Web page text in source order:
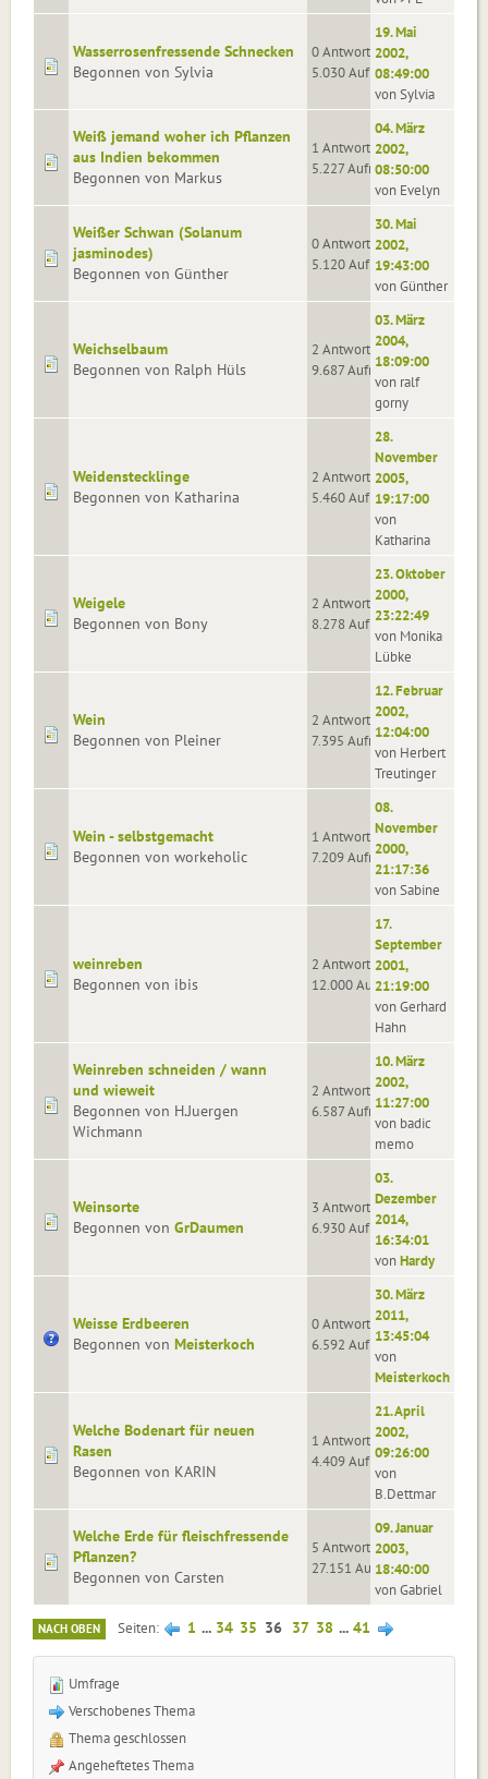
Wasserrosenfressende Schnecken
Begonnen von Sylvia
0 Antworten
5.030 Aufrufe
19. Mai
2002,
08:49:00
von Sylvia
Weiß jemand woher ich Pflanzen
aus Indien bekommen
Begonnen von Markus
1 Antworten
5.227 Aufrufe
04. März
2002,
08:50:00
von Evelyn
Weißer Schwan (Solanum
jasminodes)
Begonnen von Günther
0 Antworten
5.120 Aufrufe
30. Mai
2002,
19:43:00
von Günther
Weichselbaum
Begonnen von Ralph Hüls
2 Antworten
9.687 Aufrufe
03. März
2004,
18:09:00
von ralf
gorny
Weidenstecklinge
Begonnen von Katharina
2 Antworten
5.460 Aufrufe
28.
November
2005,
19:17:00
von
Katharina
Weigele
Begonnen von Bony
2 Antworten
8.278 Aufrufe
23. Oktober
2000,
23:22:49
von Monika
Lübke
Wein
Begonnen von Pleiner
2 Antworten
7.395 Aufrufe
12. Februar
2002,
12:04:00
von Herbert
Treutinger
Wein - selbstgemacht
Begonnen von workeholic
1 Antworten
7.209 Aufrufe
08.
November
2000,
21:17:36
von Sabine
weinreben
Begonnen von ibis
2 Antworten
12.000 Aufrufe
17.
September
2001,
21:19:00
von Gerhard
Hahn
Weinreben schneiden / wann
und wieweit
Begonnen von H.Juergen
Wichmann
2 Antworten
6.587 Aufrufe
10. März
2002,
11:27:00
von badic
memo
Weinsorte
Begonnen von GrDaumen
3 Antworten
6.930 Aufrufe
03.
Dezember
2014,
16:34:01
vonHardy
Weisse Erdbeeren
Begonnen von Meisterkoch
0 Antworten
6.592 Aufrufe
30. März
2011,
13:45:04
von
Meisterkoch
Welche Bodenart für neuen
Rasen
Begonnen von KARIN
1 Antworten
4.409 Aufrufe
21. April
2002,
09:26:00
von
B.Dettmar
Welche Erde für fleischfressende
Pflanzen?
Begonnen von Carsten
5 Antworten
27.151 Aufrufe
09. Januar
2003,
18:40:00
von Gabriel
NACH OBEN Seiten 1 ... 34 35 36 37 38 ... 41
Umfrage
Verschobenes Thema
Thema geschlossen
Angeheftetes Thema